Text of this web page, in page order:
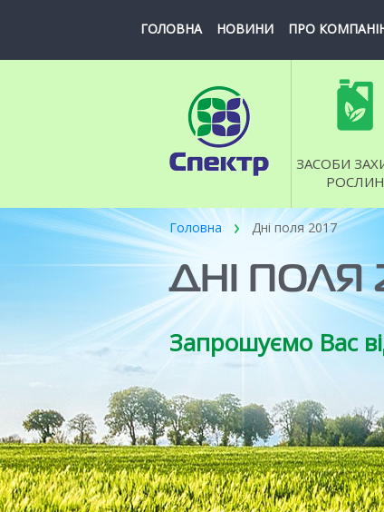
ГОЛОВНА НОВИНИ ПРО
ЗАСОБИ
РОСЛИН
Головна Днi поля 2017
ДНІ ПОЛЯ
Запрошуємо Вас